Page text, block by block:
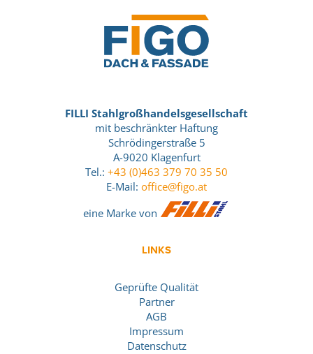
FILLI Stahlgroßhandelsgesellschaft
mit beschränkter Haftung
Schrödingerstraße 5
A-9020 Klagenfurt
Tel.: +43 (0)463 379 70 35 50
E-Mail: office@figo.at
eine Marke von
LINKS
Geprüfte Qualität
Partner
AGB
Impressum
Datenschutz